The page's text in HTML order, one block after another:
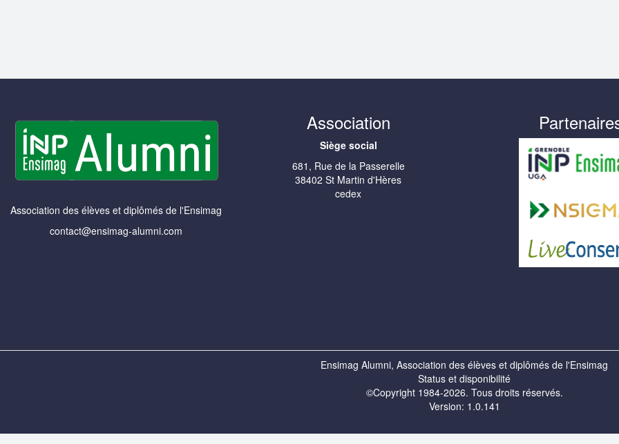
Association des élèves et diplômés de l'Ensimag
contact@ensimag-alumni.com
Association
Siège social
681, Rue de la Passerelle
38402 St Martin d'Hères
cedex
Ensimag Alumni, Association des élèves et diplômés de l'Ensimag
Status et disponibilité
©Copyright 1984-2026. Tous droits réservés.
Version: 1.0.141